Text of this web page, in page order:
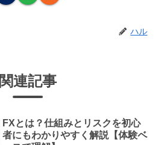
ハル
関連記事
FXとは？仕組みとリスクを初心
者にもわかりやすく解説【体験ベ